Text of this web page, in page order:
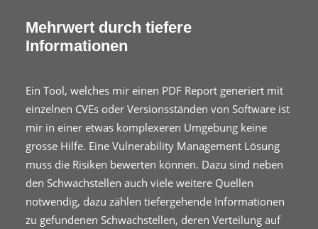
Mehrwert durch tiefere
Informationen
Ein Tool, welches mir einen PDF Report generiert mit
einzelnen CVEs oder Versionsständen von Software ist
mir in einer etwas komplexeren Umgebung keine
grosse Hilfe. Eine Vulnerability Management Lösung
muss die Risiken bewerten können. Dazu sind neben
den Schwachstellen auch viele weitere Quellen
notwendig, dazu zählen tiefergehende Informationen
zu gefundenen Schwachstellen, deren Verteilung auf